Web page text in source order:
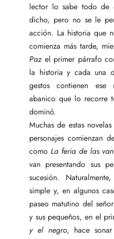
lector lo sabe todo de
dicho, pero no se le
acción. La historia que
comienza más tarde,
Pazel primer párrafo
la historia y cada una
gestos contienen ese
abanico que lo recorre
dominó.
Muchas de estas
personajes comienzan
como La feria de las
van presentando sus
sucesión.
simple y, en algunos
paseo matutino del
y sus pequeños, en el
y el negro, hace